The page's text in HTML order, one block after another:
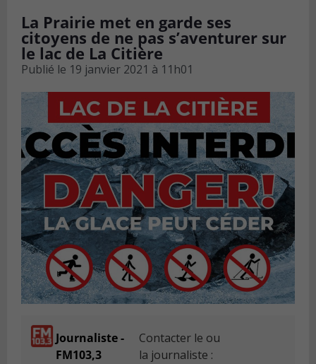
La Prairie met en garde ses
citoyens de ne pas s’aventurer sur
le lac de La Citière
Publié le 19 janvier 2021 à 11h01
Journaliste -
FM103,3
Contacter le ou
la journaliste :